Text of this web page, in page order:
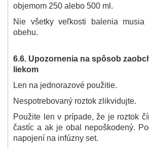
objemom 250 alebo 500 ml.
Nie všetky veľkosti balenia
obehu.
6.6. Upozornenia na spôsob
liekom
Len na jednorazové použitie.
Nespotrebovaný roztok zlikvidujte.
Použite len v prípade, že je roztok
častíc a ak je obal nepoškodený.
napojení na infúzny set.